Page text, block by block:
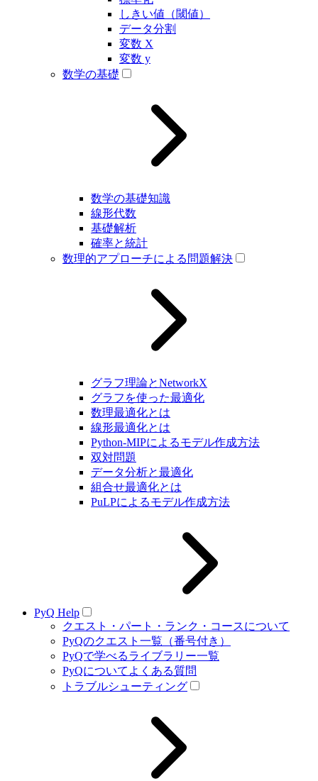
しきい値（閾値）
データ分割
変数 X
変数 y
数学の基礎
数学の基礎知識
線形代数
基礎解析
確率と統計
数理的アプローチによる問題解決
グラフ理論とNetworkX
グラフを使った最適化
数理最適化とは
線形最適化とは
Python-MIPによるモデル作成方法
双対問題
データ分析と最適化
組合せ最適化とは
PuLPによるモデル作成方法
PyQ Help
クエスト・パート・ランク・コースについて
PyQのクエスト一覧（番号付き）
PyQで学べるライブラリー一覧
PyQについてよくある質問
トラブルシューティング